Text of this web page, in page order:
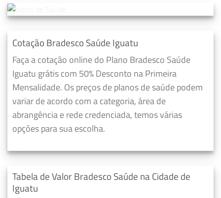
Cotação Bradesco Saúde Iguatu
Faça a cotação online do Plano Bradesco Saúde
Iguatu grátis com 50% Desconto na Primeira
Mensalidade. Os preços de planos de saúde podem
variar de acordo com a categoria, área de
abrangência e rede credenciada, temos várias
opções para sua escolha.
Tabela de Valor Bradesco Saúde na Cidade de
Iguatu